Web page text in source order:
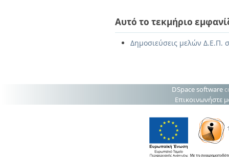
Αυτό το τεκμήριο
Δημοσιεύσεις μελών Δ.Ε.Π.
DSpace software
Επικοινωνήστε